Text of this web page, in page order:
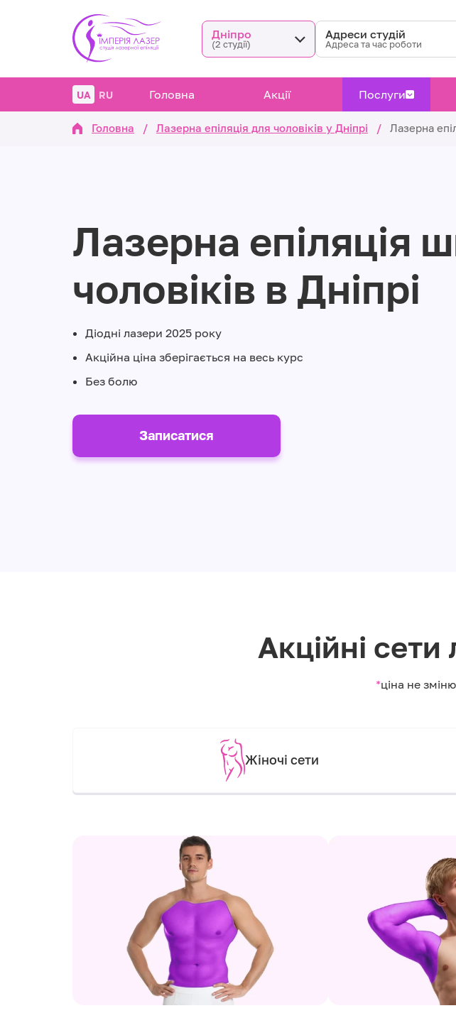
Дніпро
(2 студії)
Адреси студій
Адреса та час роботи
UA RU Головна Акції Послуги
Головна / Лазерна епіляція для чоловіків у Дніпрі / Лазерна
Лазерна епіляція
чоловіків в Дніпрі
Діодні лазери 2025 року
Акційна ціна зберігається на весь курс
Без болю
Записатися
Акційні сети
*ціна не
Жіночі сети